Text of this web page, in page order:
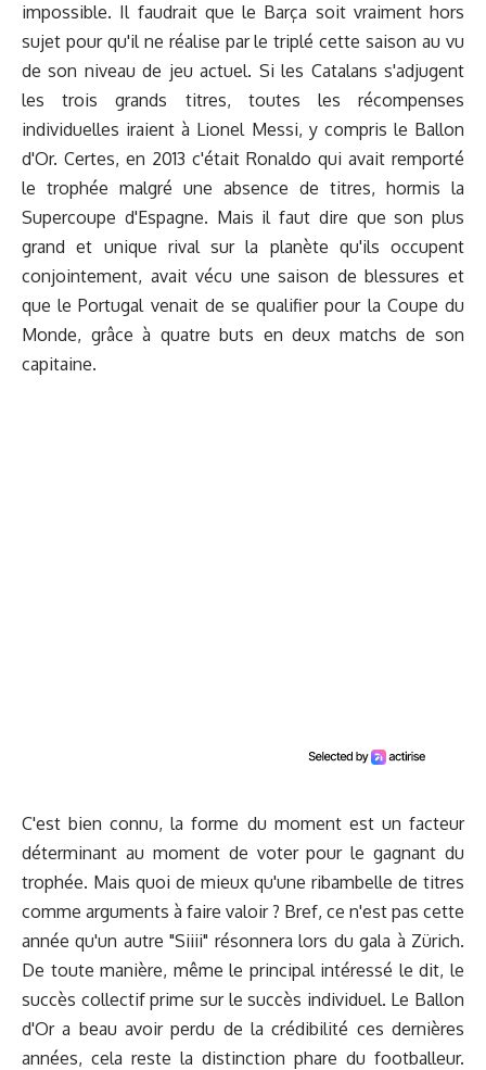
impossible. Il faudrait que le Barça soit vraiment hors
sujet pour qu'il ne réalise par le triplé cette saison au vu
de son niveau de jeu actuel. Si les Catalans s'adjugent
les trois grands titres, toutes les récompenses
individuelles iraient à Lionel Messi, y compris le Ballon
d'Or. Certes, en 2013 c'était Ronaldo qui avait remporté
le trophée malgré une absence de titres, hormis la
Supercoupe d'Espagne. Mais il faut dire que son plus
grand et unique rival sur la planète qu'ils occupent
conjointement, avait vécu une saison de blessures et
que le Portugal venait de se qualifier pour la Coupe du
Monde, grâce à quatre buts en deux matchs de son
capitaine.
C'est bien connu, la forme du moment est un facteur
déterminant au moment de voter pour le gagnant du
trophée. Mais quoi de mieux qu'une ribambelle de titres
comme arguments à faire valoir ? Bref, ce n'est pas cette
année qu'un autre "Siiii" résonnera lors du gala à Zürich.
De toute manière, même le principal intéressé le dit, le
succès collectif prime sur le succès individuel. Le Ballon
d'Or a beau avoir perdu de la crédibilité ces dernières
années, cela reste la distinction phare du footballeur.